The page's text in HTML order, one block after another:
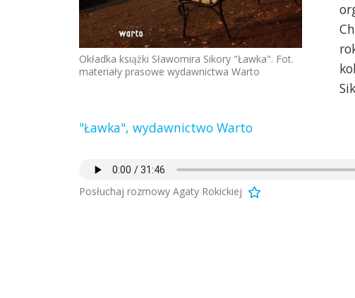
Okładka książki Sławomira Sikory "Ławka". Fot.
materiały prasowe wydawnictwa Warto
"Ławka", wydawnictwo Warto
Posłuchaj rozmowy Agaty Rokickiej